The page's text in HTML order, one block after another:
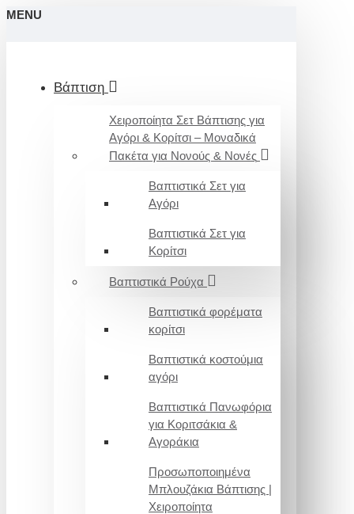
MENU
Βάπτιση
Χειροποίητα Σετ Βάπτισης για
Αγόρι & Κορίτσι – Μοναδικά
Πακέτα για Νονούς & Νονές
Βαπτιστικά Σετ για
Αγόρι
Βαπτιστικά Σετ για
Κορίτσι
Βαπτιστικά Ρούχα
Βαπτιστικά φορέματα
κορίτσι
Βαπτιστικά κοστούμια
αγόρι
Βαπτιστικά Πανωφόρια
για Κοριτσάκια &
Αγοράκια
Προσωποποιημένα
Μπλουζάκια Βάπτισης |
Χειροποίητα